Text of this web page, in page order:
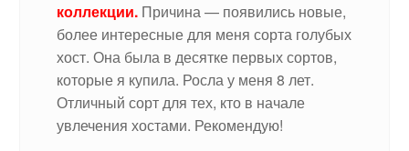
коллекции. Причина — появились новые,
более интересные для меня сорта голубых
хост. Она была в десятке первых сортов,
которые я купила. Росла у меня 8 лет.
Отличный сорт для тех, кто в начале
увлечения хостами. Рекомендую!